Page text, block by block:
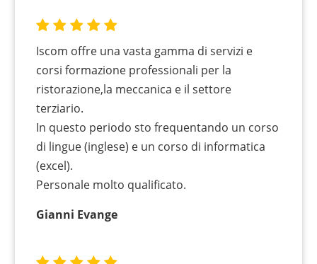
Iscom offre una vasta gamma di servizi e
corsi formazione professionali per la
ristorazione,la meccanica e il settore
terziario.
In questo periodo sto frequentando un corso
di lingue (inglese) e un corso di informatica
(excel).
Personale molto qualificato.
Gianni Evange